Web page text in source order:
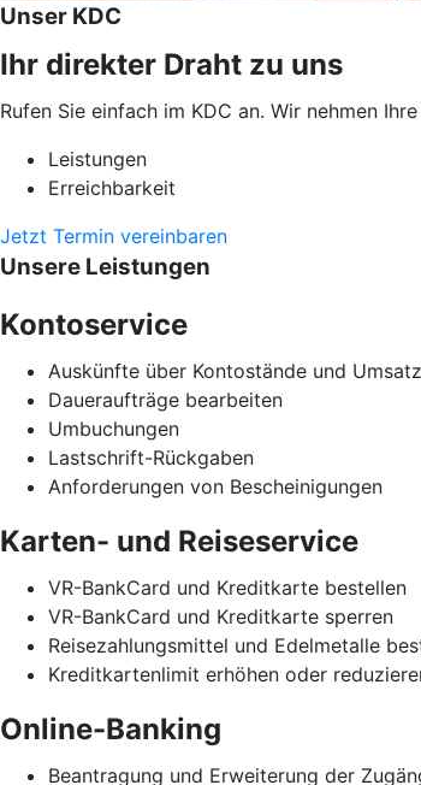
Unser KDC
Ihr direkter Draht zu uns
Rufen Sie einfach im KDC an. Wir nehmen
Leistungen
Erreichbarkeit
Jetzt Termin vereinbaren
Unsere Leistungen
Kontoservice
Auskünfte über Kontostände und Umsatz
Daueraufträge bearbeiten
Umbuchungen
Lastschrift-Rückgaben
Anforderungen von Bescheinigungen
Karten- und Reiseservice
VR-BankCard und Kreditkarte bestellen
VR-BankCard und Kreditkarte sperren
Reisezahlungsmittel und Edelmetalle
Kreditkartenlimit erhöhen oder
Online-Banking
Beantragung und Erweiterung der